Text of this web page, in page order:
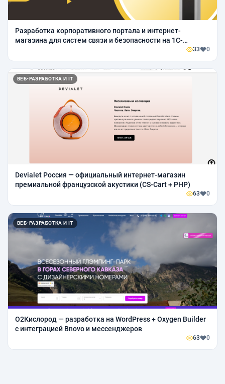
Разработка корпоративного портала и интернет-
магазина для систем связи и безопасности на 1С-
33 0
ВЕБ-РАЗРАБОТКА И IT
Devialet Россия — официальный интернет-магазин
премиальной французской акустики (CS-Cart + PHP)
63 0
ВЕБ-РАЗРАБОТКА И IT
O2Кислород — разработка на WordPress + Oxygen Builder
с интеграцией Bnovo и мессенджеров
63 0